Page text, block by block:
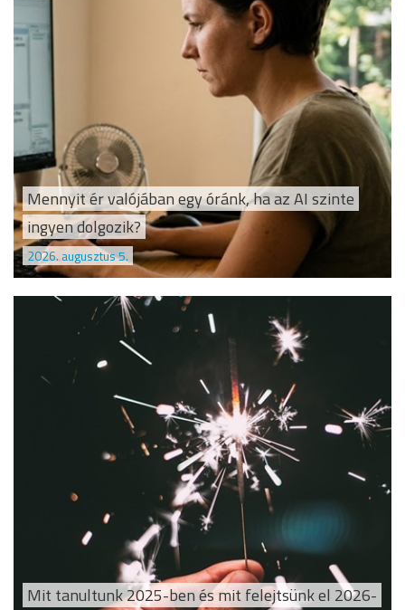
Mennyit ér valójában egy óránk, ha az AI szinte
ingyen dolgozik?
2026. augusztus 5.
Mit tanultunk 2025-ben és mit felejtsünk el 2026-